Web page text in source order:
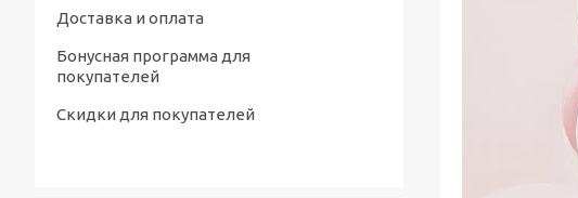
Доставка и оплата
Бонусная программа для
покупателей
Скидки для покупателей